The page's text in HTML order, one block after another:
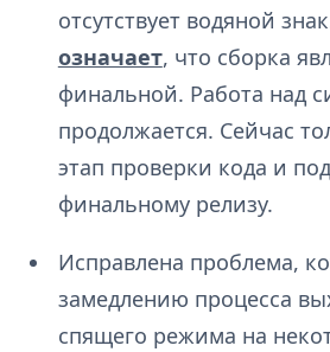
отсутствует водяной
означает, что сборка
финальной. Работа над
продолжается. Сейчас
этап проверки кода и
финальному релизу.
Исправлена проблема,
замедлению процесса
спящего режима на